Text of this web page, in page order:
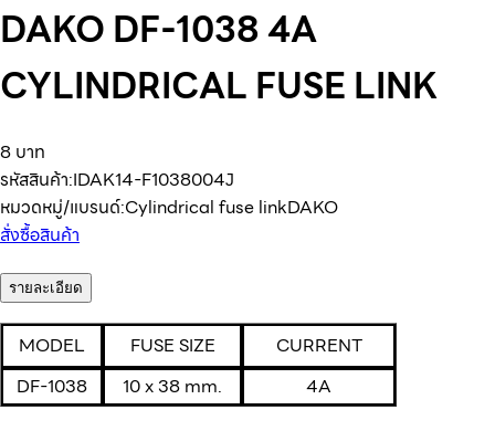
DAKO DF-1038 4A
CYLINDRICAL FUSE LINK
8 บาท
รหัสสินค้า:IDAK14-F1038004J
หมวดหมู่/แบรนด์:Cylindrical fuse linkDAKO
สั่งซื้อสินค้า
รายละเอียด
MODEL FUSE SIZE
CURRENT
DF-1038
10 x 38 mm. 4A